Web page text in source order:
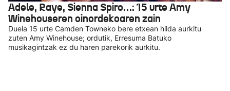
Adele, Raye, Sienna Spiro…: 15 urte Amy
Winehouseren oinordekoaren zain
Duela 15 urte Camden Towneko bere etxean hilda aurkitu
zuten Amy Winehouse; ordutik, Erresuma Batuko
musikagintzak ez du haren parekorik aurkitu.